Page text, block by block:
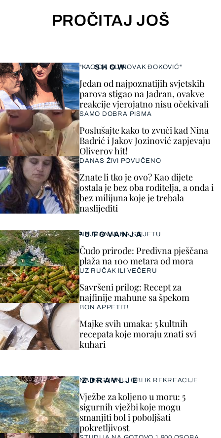
PROČITAJ JOŠ
SHOW
"KAO DA SU NOVAK ĐOKOVIĆ"
Jedan od najpoznatijih svjetskih
parova stigao na Jadran, ovakve
reakcije vjerojatno nisu očekivali
SAMO DOBRA PISMA
Poslušajte kako to zvuči kad Nina
Badrić i Jakov Jozinović zapjevaju
Oliverov hit!
DANAS ŽIVI POVUČENO
Znate li tko je ovo? Kao dijete
ostala je bez oba roditelja, a onda i
bez milijuna koje je trebala
naslijediti
ZDRAVLJE
NAJSIGURNIJI OBLIK REKREACIJE
Vježbe za koljeno u moru: 5
sigurnih vježbi koje mogu
smanjiti bol i poboljšati
pokretljivost
PUTOVANJA
NAJMANJA NA SVIJETU
Čudo prirode: Predivna pješčana
plaža na 100 metara od mora
UZ RUČAK ILI VEČERU
Savršeni prilog: Recept za
najfinije mahune sa špekom
BON APPETIT!
Majke svih umaka: 5 kultnih
recepata koje moraju znati svi
kuhari